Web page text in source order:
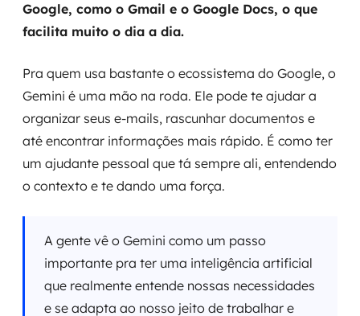
Google, como o Gmail e o Google Docs, o que
facilita muito o dia a dia.
Pra quem usa bastante o ecossistema do Google, o
Gemini é uma mão na roda. Ele pode te ajudar a
organizar seus e-mails, rascunhar documentos e
até encontrar informações mais rápido. É como ter
um ajudante pessoal que tá sempre ali, entendendo
o contexto e te dando uma força.
A gente vê o Gemini como um passo
importante pra ter uma inteligência artificial
que realmente entende nossas necessidades
e se adapta ao nosso jeito de trabalhar e